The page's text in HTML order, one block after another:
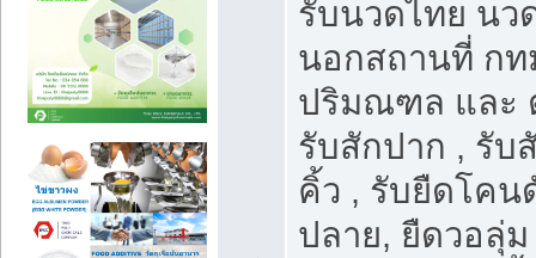
รับนวดไทย นว
นอกสถานที่ กท
ปริมณฑล และ
รับสักปาก , รับ
คิ้ว , รับยืดโคน
ปลาย, ยืดวอลุ่ม